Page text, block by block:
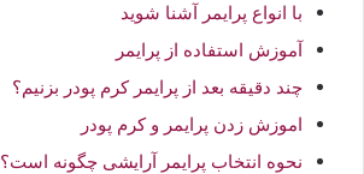
با انواع پرایمر آشنا شوید
آموزش استفاده از پرایمر
چند دقیقه بعد از پرایمر کرم پودر بزنیم؟
اموزش زدن پرایمر و کرم پودر
نحوه انتخاب پرایمر آرایشی چگونه است؟